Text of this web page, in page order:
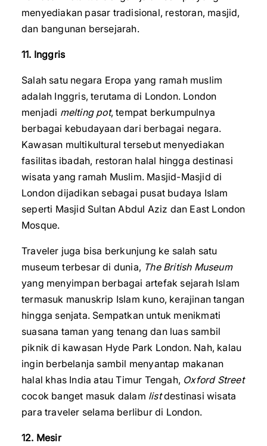
menyediakan pasar tradisional, restoran, masjid,
dan bangunan bersejarah.
11. Inggris
Salah satu negara Eropa yang ramah muslim
adalah Inggris, terutama di London. London
menjadi melting pot, tempat berkumpulnya
berbagai kebudayaan dari berbagai negara.
Kawasan multikultural tersebut menyediakan
fasilitas ibadah, restoran halal hingga destinasi
wisata yang ramah Muslim. Masjid-Masjid di
London dijadikan sebagai pusat budaya Islam
seperti Masjid Sultan Abdul Aziz dan East London
Mosque.
Traveler juga bisa berkunjung ke salah satu
museum terbesar di dunia, The British Museum
yang menyimpan berbagai artefak sejarah Islam
termasuk manuskrip Islam kuno, kerajinan tangan
hingga senjata. Sempatkan untuk menikmati
suasana taman yang tenang dan luas sambil
piknik di kawasan Hyde Park London. Nah, kalau
ingin berbelanja sambil menyantap makanan
halal khas India atau Timur Tengah, Oxford Street
cocok banget masuk dalam listdestinasi wisata
para traveler selama berlibur di London.
12. Mesir